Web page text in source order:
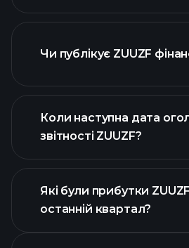
наш список
Чи публікує ZUUZF
фінансовими звітами
Коли наступна дата
звітності ZUUZF?
Які були прибутки
останній квартал?